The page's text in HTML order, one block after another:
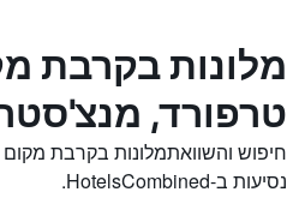
מלונות בקרבת
טרפורד,
חיפוש והשוואתמלונות בקרבת
נסיעות ב-HotelsCombined.